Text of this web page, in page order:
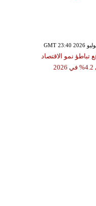
تباطؤ نمو الاقتصاد